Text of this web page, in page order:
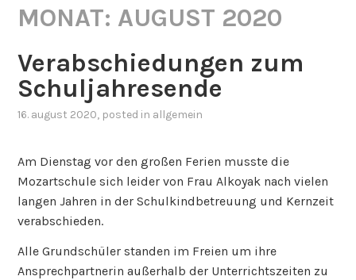
MONAT: AUGUST 2020
Verabschiedungen zum
Schuljahresende
16. august 2020, posted in allgemein
Am Dienstag vor den großen Ferien musste die
Mozartschule sich leider von Frau Alkoyak nach vielen
langen Jahren in der Schulkindbetreuung und Kernzeit
verabschieden.
Alle Grundschüler standen im Freien um ihre
Ansprechpartnerin außerhalb der Unterrichtszeiten zu